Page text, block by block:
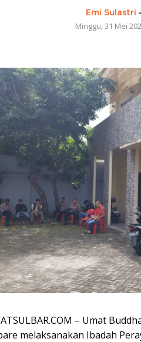
Emi Sulastri -
Minggu, 31 Mei
– Umat
melaksanakan Ibadah